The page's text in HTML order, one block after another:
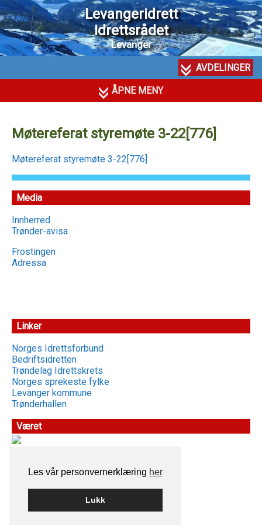
Les vår personvernerklæring her
Lukk
Levangeridrett
Idrettsrådet
Levanger
AVDELINGER
ÅPNE MENY
Møtereferat styremøte 3-22[776]
Møtereferat styremøte 3-22[776]
Media
Innherred
Trønder-avisa
Frostingen
Adressa
Linker
Norges Idrettsforbund
Bedriftsidretten
Trøndelag Idrettskrets
Norges sprekeste fylke
Levanger kommune
Trønderhallen
Været